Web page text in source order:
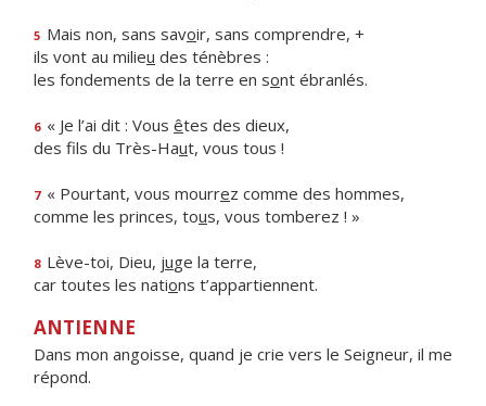
5 Mais non, sans savoir, sans comprendre, +
ils vont au milieu des ténèbres :
les fondements de la terre en sont ébranlés.
6 « Je l’ai dit : Vous êtes des dieux,
des fils du Très-Haut, vous tous !
7 « Pourtant, vous mourrez comme des hommes,
comme les princes, tous, vous tomberez ! »
8 Lève-toi, Dieu, juge la terre,
car toutes les nations t’appartiennent.
ANTIENNE
Dans mon angoisse, quand je crie vers le Seigneur, il me
répond.